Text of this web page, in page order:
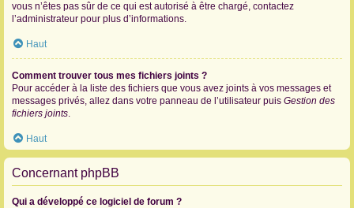
vous n’êtes pas sûr de ce qui est autorisé à être chargé, contactez
l’administrateur pour plus d’informations.
Haut
Comment trouver tous mes fichiers joints ?
Pour accéder à la liste des fichiers que vous avez joints à vos messages et
messages privés, allez dans votre panneau de l’utilisateur puis Gestion des
fichiers joints.
Haut
Concernant phpBB
Qui a développé ce logiciel de forum ?